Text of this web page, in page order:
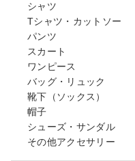
シャツ
Tシャツ・カットソー
パンツ
スカート
ワンピース
バッグ・リュック
靴下（ソックス）
帽子
シューズ・サンダル
その他アクセサリー